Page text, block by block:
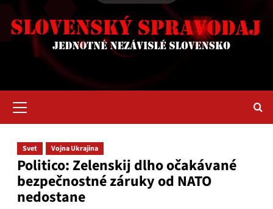
Menu
Svet Vojna Ukrajina
Politico: Zelenskij dlho očakávané
bezpečnostné záruky od NATO
nedostane